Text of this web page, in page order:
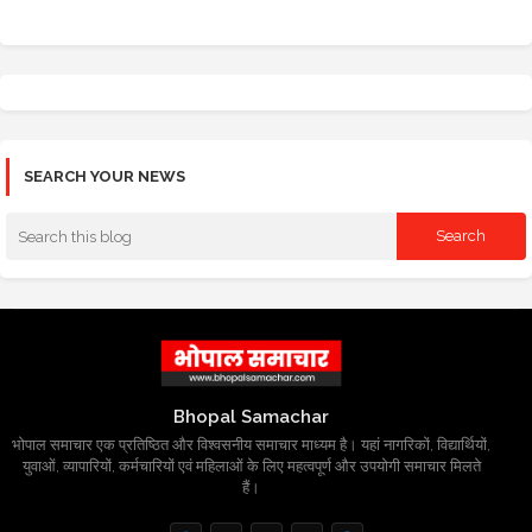
SEARCH YOUR NEWS
Bhopal Samachar
भोपाल समाचार एक प्रतिष्ठित और विश्वसनीय समाचार माध्यम है। यहां नागरिकों, विद्यार्थियों,
युवाओं, व्यापारियों, कर्मचारियों एवं महिलाओं के लिए महत्वपूर्ण और उपयोगी समाचार मिलते
हैं।